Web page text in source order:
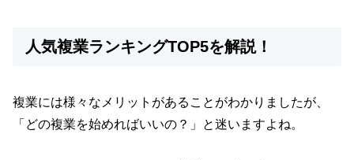
人気複業ランキングTOP5を解説！
複業には様々なメリットがあることがわかりましたが、
「どの複業を始めればいいの？」と迷いますよね。